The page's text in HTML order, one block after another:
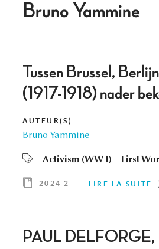
Bruno Yammine
Tussen Brussel,
(1917-1918) nader
AUTEUR(S)
Bruno Yammine
Activism (WW I) First
2024 2 LIRE LA SUITE
PAUL DELFORGE,